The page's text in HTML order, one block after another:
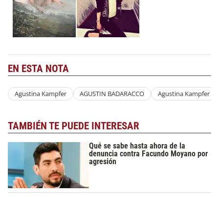
EN ESTA NOTA
Agustina Kampfer AGUSTIN BADARACCO Agustina Kampfer
TAMBIÉN TE PUEDE INTERESAR
Qué se sabe hasta ahora de la
denuncia contra Facundo Moyano por
agresión